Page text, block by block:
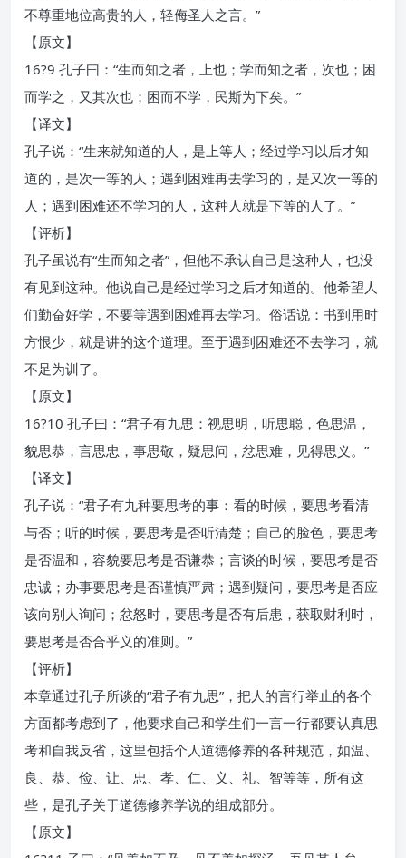
不尊重地位高贵的人，轻侮圣人之言。”
【原文】
16?9 孔子曰：“生而知之者，上也；学而知之者，次也；困
而学之，又其次也；困而不学，民斯为下矣。”
【译文】
孔子说：“生来就知道的人，是上等人；经过学习以后才知
道的，是次一等的人；遇到困难再去学习的，是又次一等的
人；遇到困难还不学习的人，这种人就是下等的人了。”
【评析】
孔子虽说有“生而知之者”，但他不承认自己是这种人，也没
有见到这种。他说自己是经过学习之后才知道的。他希望人
们勤奋好学，不要等遇到困难再去学习。俗话说：书到用时
方恨少，就是讲的这个道理。至于遇到困难还不去学习，就
不足为训了。
【原文】
16?10 孔子曰：“君子有九思：视思明，听思聪，色思温，
貌思恭，言思忠，事思敬，疑思问，忿思难，见得思义。”
【译文】
孔子说：“君子有九种要思考的事：看的时候，要思考看清
与否；听的时候，要思考是否听清楚；自己的脸色，要思考
是否温和，容貌要思考是否谦恭；言谈的时候，要思考是否
忠诚；办事要思考是否谨慎严肃；遇到疑问，要思考是否应
该向别人询问；忿怒时，要思考是否有后患，获取财利时，
要思考是否合乎义的准则。”
【评析】
本章通过孔子所谈的“君子有九思”，把人的言行举止的各个
方面都考虑到了，他要求自己和学生们一言一行都要认真思
考和自我反省，这里包括个人道德修养的各种规范，如温、
良、恭、俭、让、忠、孝、仁、义、礼、智等等，所有这
些，是孔子关于道德修养学说的组成部分。
【原文】